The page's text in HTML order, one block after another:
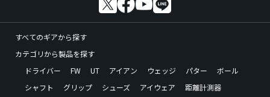
すべてのギアから探す
カテゴリから製品を探す
ドライバー
FW UT アイアン ウェッジ パター
ボール
シャフト
グリップ シューズ アイウェア
距離計測器